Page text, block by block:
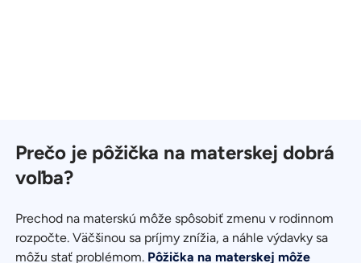
Prečo je pôžička na materskej dobrá
voľba?
Prechod na materskú môže spôsobiť zmenu v rodinnom
rozpočte. Väčšinou sa príjmy znížia, a náhle výdavky sa
môžu stať problémom. Pôžička na materskej môže